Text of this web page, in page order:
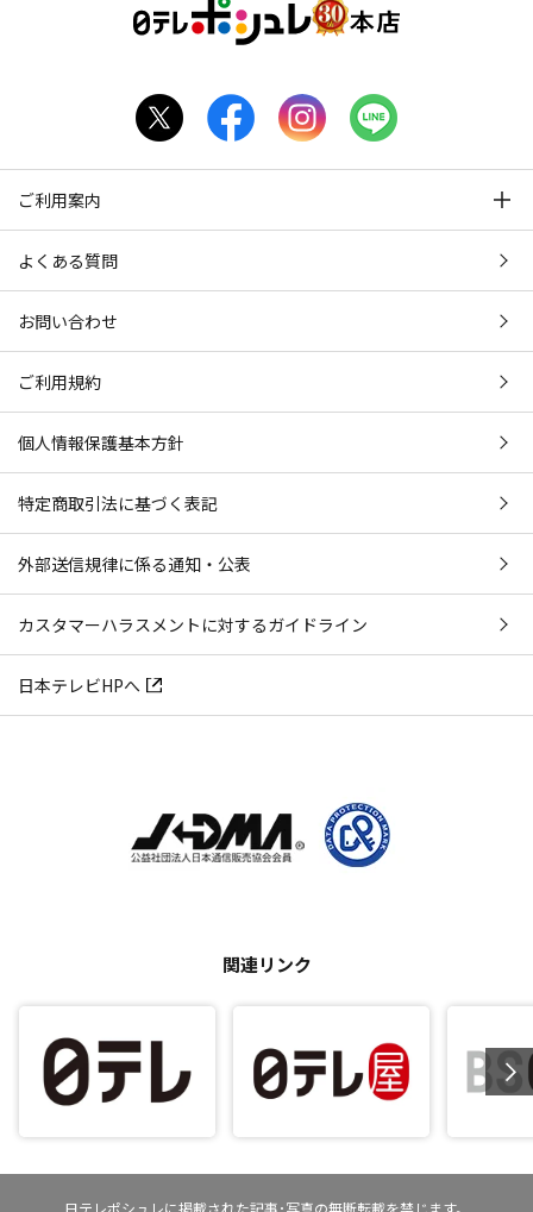
ご利用案内
よくある質問
お問い合わせ
ご利用規約
個人情報保護基本方針
特定商取引法に基づく表記
外部送信規律に係る通知・公表
カスタマーハラスメントに対するガイドライン
日本テレビHPへ
関連リンク